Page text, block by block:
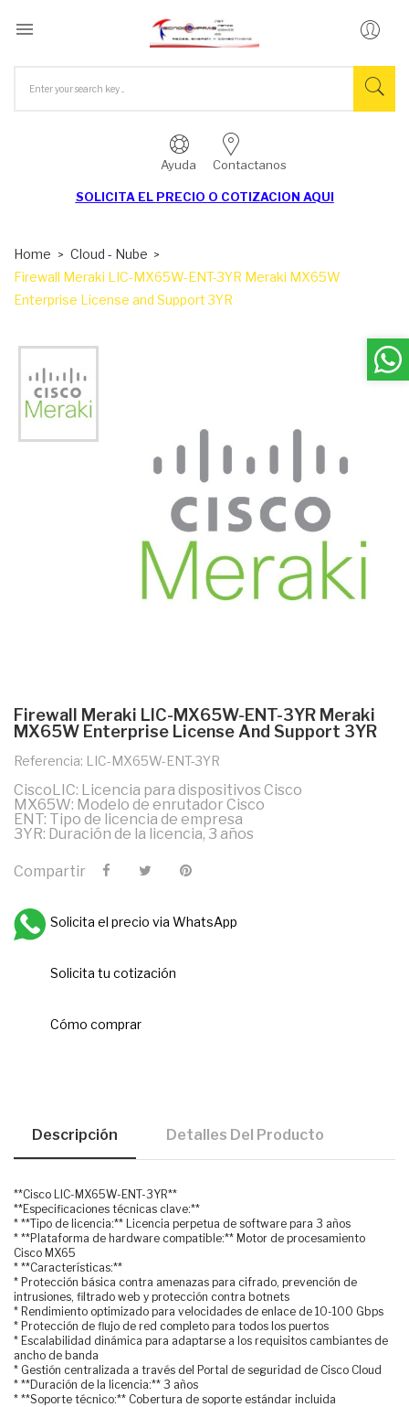

Ayuda Contactanos
SOLICITA EL PRECIO O COTIZACION AQUI
Home
Cloud - Nube
Firewall Meraki LIC-MX65W-ENT-3YR Meraki MX65W
Enterprise License and Support 3YR
Firewall Meraki LIC-MX65W-ENT-3YR Meraki
MX65W Enterprise License And Support 3YR
Referencia: LIC-MX65W-ENT-3YR
CiscoLIC: Licencia para dispositivos Cisco
MX65W: Modelo de enrutador Cisco
ENT: Tipo de licencia de empresa
3YR: Duración de la licencia, 3 años
Compartir
Solicita el precio via WhatsApp
Solicita tu cotización
Cómo comprar
Descripción Detalles Del Producto
**Cisco LIC-MX65W-ENT-3YR**
**Especificaciones técnicas clave:**
* **Tipo de licencia:** Licencia perpetua de software para 3 años
* **Plataforma de hardware compatible:** Motor de procesamiento
Cisco MX65
* **Características:**
* Protección básica contra amenazas para cifrado, prevención de
intrusiones, filtrado web y protección contra botnets
* Rendimiento optimizado para velocidades de enlace de 10-100 Gbps
* Protección de flujo de red completo para todos los puertos
* Escalabilidad dinámica para adaptarse a los requisitos cambiantes de
ancho de banda
* Gestión centralizada a través del Portal de seguridad de Cisco Cloud
* **Duración de la licencia:** 3 años
* **Soporte técnico:** Cobertura de soporte estándar incluida